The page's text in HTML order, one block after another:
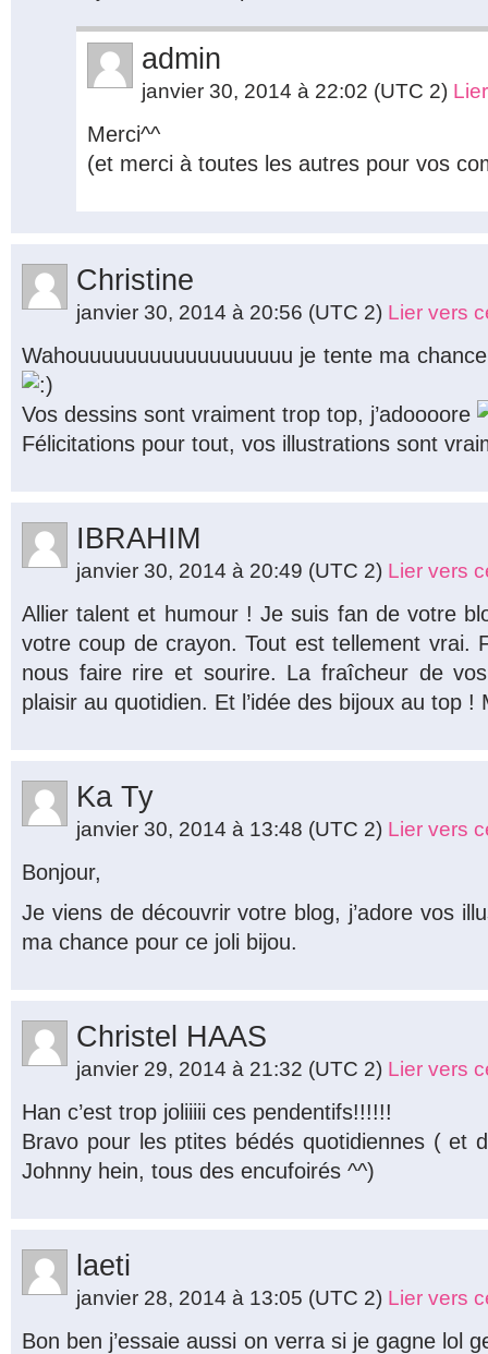
admin
janvier 30, 2014 à 22:02 (UTC 2)
Merci^^
(et merci à toutes les autres pour vos
Christine
janvier 30, 2014 à 20:56 (UTC 2) Lier vers
Wahouuuuuuuuuuuuuuuuuu je tente ma
Vos dessins sont vraiment trop top, j’adoooore
Félicitations pour tout, vos illustrations sont
IBRAHIM
janvier 30, 2014 à 20:49 (UTC 2) Lier vers
Allier talent et humour ! Je suis fan de votre
votre coup de crayon. Tout est tellement vrai.
nous faire rire et sourire. La fraîcheur de
plaisir au quotidien. Et l’idée des bijoux au top !
Ka Ty
janvier 30, 2014 à 13:48 (UTC 2) Lier vers
Bonjour,
Je viens de découvrir votre blog, j’adore vos
ma chance pour ce joli bijou.
Christel HAAS
janvier 29, 2014 à 21:32 (UTC 2) Lier vers
Han c’est trop joliiiii ces pendentifs!!!!!!
Bravo pour les ptites bédés quotidiennes ( et
Johnny hein, tous des encufoirés ^^)
laeti
janvier 28, 2014 à 13:05 (UTC 2) Lier vers
Bon ben j’essaie aussi on verra si je gagne lol